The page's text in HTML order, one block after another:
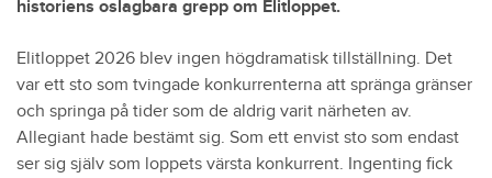
historiens oslagbara grepp om Elitloppet.
Elitloppet 2026 blev ingen högdramatisk tillställning. Det
var ett sto som tvingade konkurrenterna att spränga gränser
och springa på tider som de aldrig varit närheten av.
Allegiant hade bestämt sig. Som ett envist sto som endast
ser sig själv som loppets värsta konkurrent. Ingenting fick